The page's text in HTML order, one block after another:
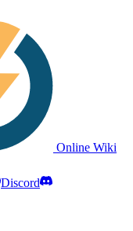
Online Wiki
Discord